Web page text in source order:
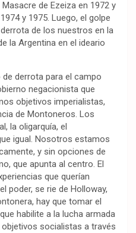
de Ezeiza en 1972 y
y 1975. Luego, el golpe
de los nuestros en la
la Argentina en el ideario
de derrota para el campo
negacionista que
objetivos imperialistas,
de Montoneros. Los
la oligarquía, el
igual. Nosotros estamos
y sin opciones de
que apunta al centro. El
que querían
poder, se rie de Holloway,
hay que tomar el
habilite a la lucha armada
socialistas a través